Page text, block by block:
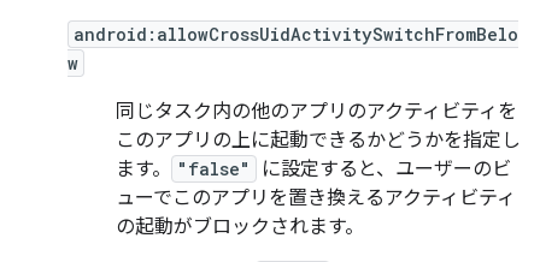
android:allowCrossUidActivitySwitchFromBelo
w
同じタスク内の他のアプリのアクティビティを
このアプリの上に起動できるかどうかを指定し
ます。
"false"
に設定すると、ユーザーのビ
ューでこのアプリを置き換えるアクティビティ
の起動がブロックされます。